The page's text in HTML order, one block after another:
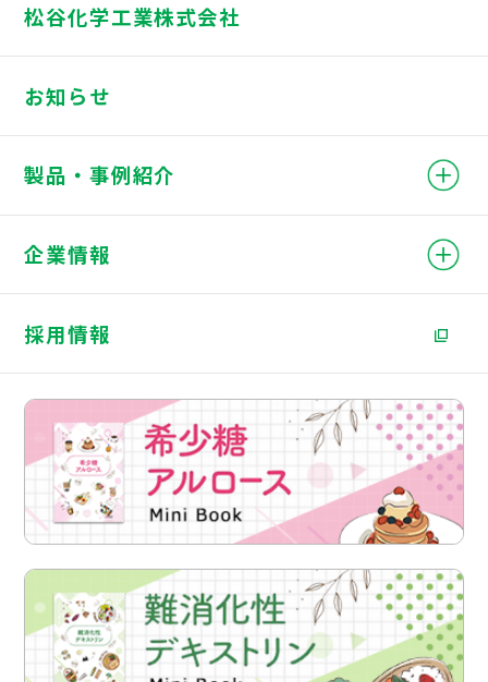
松谷化学工業株式会社
お知らせ
製品・事例紹介
企業情報
採用情報